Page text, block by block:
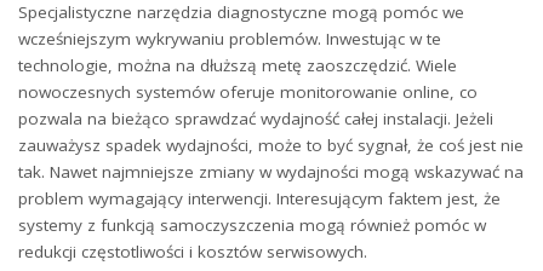
Specjalistyczne narzędzia diagnostyczne mogą pomóc we
wcześniejszym wykrywaniu‍ problemów. Inwestując w te
‍technologie, ⁤można⁣ na‌ dłuższą ‍metę zaoszczędzić. Wiele
nowoczesnych ⁢systemów ⁣oferuje monitorowanie online, ⁣co
⁤pozwala na ‌bieżąco ‍sprawdzać wydajność całej instalacji. Jeżeli
zauważysz⁢ spadek wydajności,‌ może to⁢ być sygnał, że coś jest nie
tak. Nawet najmniejsze zmiany⁣ w‌ wydajności mogą wskazywać na
problem wymagający interwencji. Interesującym faktem⁤ jest, że
systemy z funkcją samoczyszczenia mogą również pomóc⁤ w
redukcji⁤ częstotliwości i kosztów serwisowych.